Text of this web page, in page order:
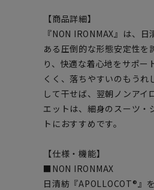
【商品詳細】
『NON IRONMAX』は、
ある圧倒的な形態安定性を
り、快適な着心地をサポ
くく、落ちやすいのもう
して干せば、翌朝ノンア
エットは、細身のスーツ・
トにおすすめです。
【仕様・機能】
■NON IRONMAX
日清紡『APOLLOCOT®』